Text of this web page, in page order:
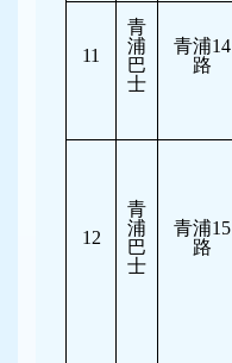
11
青
浦
巴
士
青浦14
路
12
青
浦
巴
士
青浦15
路